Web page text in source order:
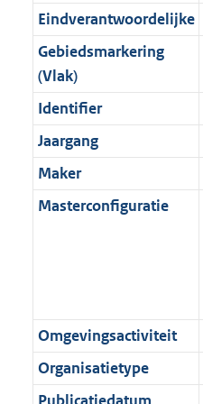
f
o
m
a
a
t
b
n
f
r
m
a
a
t
b
i
n
o
r
m
a
a
t
b
e
i
f
o
r
m
a
a
5
Eindverantwoordelijke
Gebiedsmarkering
(Vlak)
Identifier
Jaargang
Maker
Masterconfiguratie
Omgevingsactiviteit
Organisatietype